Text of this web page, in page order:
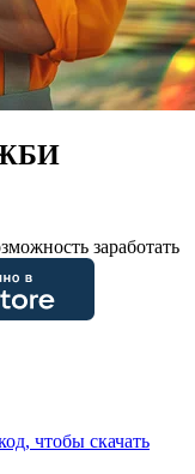
ЖБИ
заработать
чтобы скачать